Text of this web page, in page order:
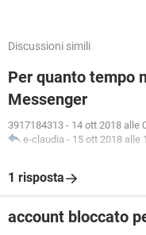
Discussioni simili
Per quanto tempo
Messenger
3917184313 - 14 ott 2018 alle
e-claudia - 15 ott 2018 alle
1 risposta
account bloccato